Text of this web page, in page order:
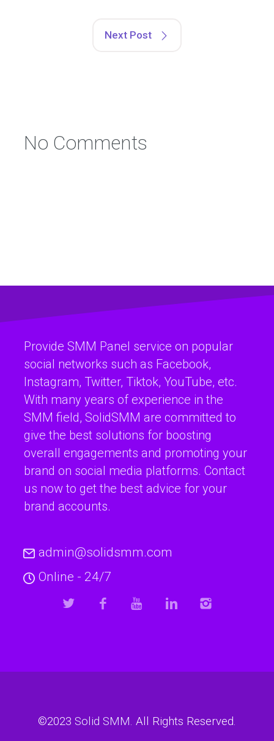
Next Post
No Comments
Provide SMM Panel service on popular
social networks such as Facebook,
Instagram, Twitter, Tiktok, YouTube, etc.
With many years of experience in the
SMM field, SolidSMM are committed to
give the best solutions for boosting
overall engagements and promoting your
brand on social media platforms. Contact
us now to get the best advice for your
brand accounts.
admin@solidsmm.com
Online - 24/7
©2023 Solid SMM. All Rights Reserved.